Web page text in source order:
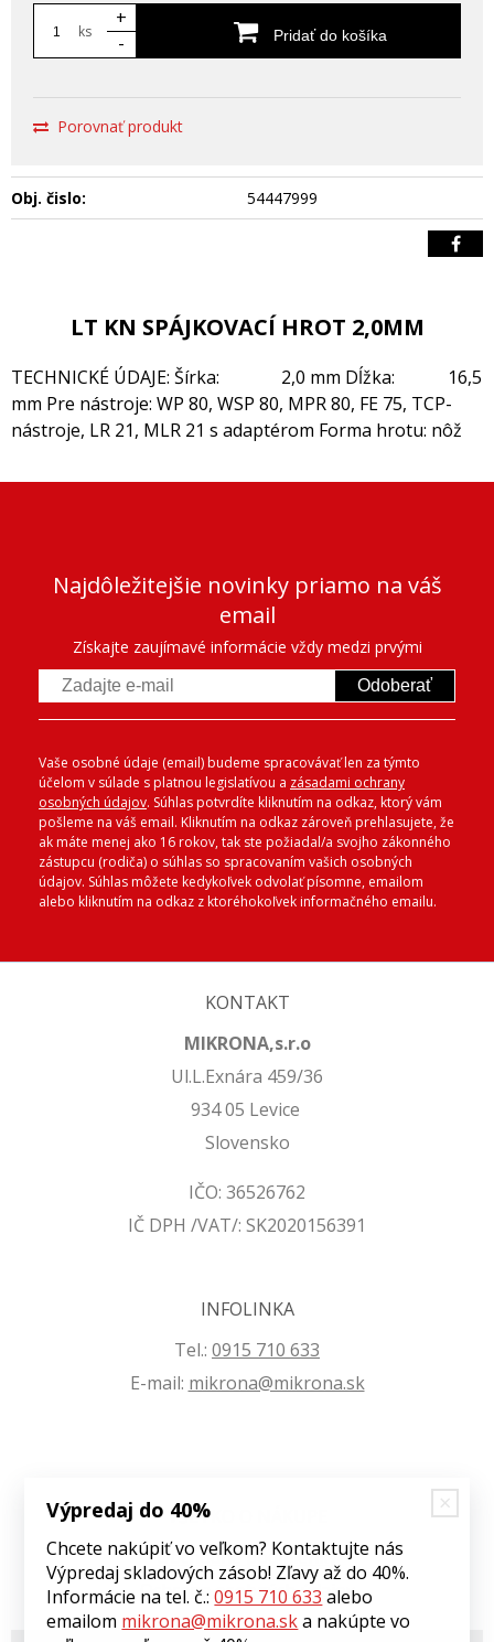
ks
+
-
Pridať do košíka
Porovnať produkt
Obj. čislo: 54447999
LT KN SPÁJKOVACÍ HROT 2,0MM
TECHNICKÉ ÚDAJE: Šírka: 2,0 mm Dĺžka: 16,5
mm Pre nástroje: WP 80, WSP 80, MPR 80, FE 75, TCP-
nástroje, LR 21, MLR 21 s adaptérom Forma hrotu: nôž
Najdôležitejšie novinky priamo na váš
email
Získajte zaujímavé informácie vždy medzi prvými
Odoberať
Vaše osobné údaje (email) budeme spracovávať len za týmto
účelom v súlade s platnou legislatívou a zásadami ochrany
osobných údajov. Súhlas potvrdíte kliknutím na odkaz, ktorý vám
pošleme na váš email. Kliknutím na odkaz zároveň prehlasujete, že
ak máte menej ako 16 rokov, tak ste požiadal/a svojho zákonného
zástupcu (rodiča) o súhlas so spracovaním vašich osobných
údajov. Súhlas môžete kedykoľvek odvolať písomne, emailom
alebo kliknutím na odkaz z ktoréhokoľvek informačného emailu.
KONTAKT
MIKRONA,s.r.o
Ul.L.Exnára 459/36
934 05 Levice
Slovensko
IČO: 36526762
IČ DPH /VAT/: SK2020156391
INFOLINKA
Tel.: 0915 710 633
E-mail: mikrona@mikrona.sk
VŠETKO O NÁKUPE
Obchodné podmienky
Ochrana osobných údajov
Výpredaj do 40%
Chcete nakúpiť vo veľkom? Kontaktujte nás
Výpredaj skladových zásob! Zľavy až do 40%.
Informácie na tel. č.:0915 710 633 alebo
emailom mikrona@mikrona.ska nakúpte vo